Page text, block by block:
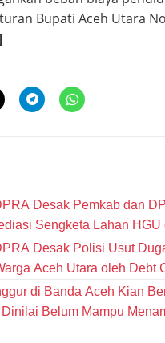
Bupati Aceh Utara
Desak Pemkab dan
Sengketa Lahan HGU
Desak Polisi Usut
Aceh Utara oleh Debt
di Banda Aceh Kian
Belum Mampu